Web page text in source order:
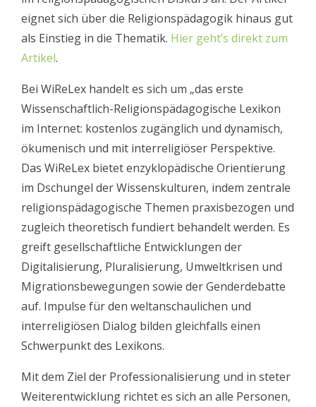
eignet sich über die Religionspädagogik hinaus gut
als Einstieg in die Thematik. Hier geht’s direkt zum
Artikel.
Bei WiReLex handelt es sich um „das erste
Wissenschaftlich-Religionspädagogische Lexikon
im Internet: kostenlos zugänglich und dynamisch,
ökumenisch und mit interreligiöser Perspektive.
Das WiReLex bietet enzyklopädische Orientierung
im Dschungel der Wissenskulturen, indem zentrale
religionspädagogische Themen praxisbezogen und
zugleich theoretisch fundiert behandelt werden. Es
greift gesellschaftliche Entwicklungen der
Digitalisierung, Pluralisierung, Umweltkrisen und
Migrationsbewegungen sowie der Genderdebatte
auf. Impulse für den weltanschaulichen und
interreligiösen Dialog bilden gleichfalls einen
Schwerpunkt des Lexikons.
Mit dem Ziel der Professionalisierung und in steter
Weiterentwicklung richtet es sich an alle Personen,